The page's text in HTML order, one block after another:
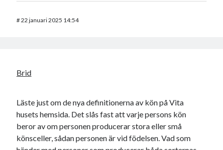
#22 januari 2025 14:54
Brid
Läste just om de nya definitionerna av kön på Vita
husets hemsida. Det slås fast att varje persons kön
beror av om personen producerar stora eller små
könsceller, sådan personen är vid födelsen. Vad som